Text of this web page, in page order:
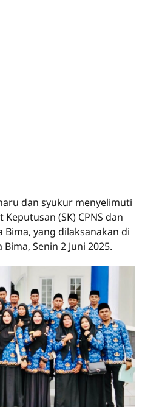
dan syukur menyelimuti
(SK) CPNS dan
Bima, yang dilaksanakan di
Senin 2 Juni 2025.